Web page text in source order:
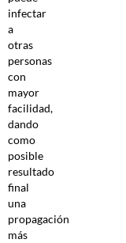
infectar
a
otras
personas
con
mayor
facilidad,
dando
como
posible
resultado
final
una
propagación
más